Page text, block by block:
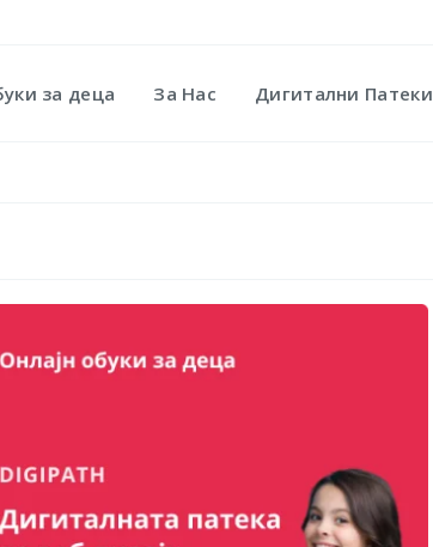
за деца За Нас Дигитални Патеки